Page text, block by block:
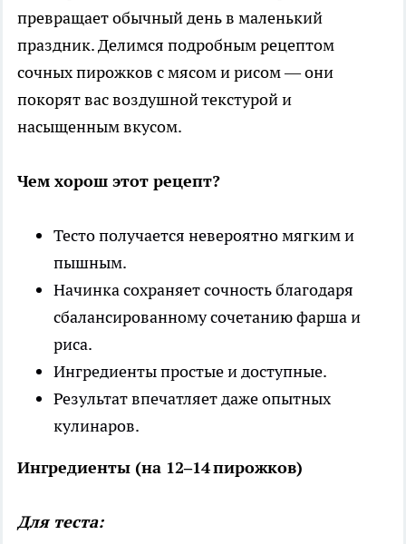
превращает обычный день в маленький
праздник. Делимся подробным рецептом
сочных пирожков с мясом и рисом — они
покорят вас воздушной текстурой и
насыщенным вкусом.
Чем хорош этот рецепт?
Тесто получается невероятно мягким и
пышным.
Начинка сохраняет сочность благодаря
сбалансированному сочетанию фарша и
риса.
Ингредиенты простые и доступные.
Результат впечатляет даже опытных
кулинаров.
Ингредиенты (на 12–14 пирожков)
Для теста: